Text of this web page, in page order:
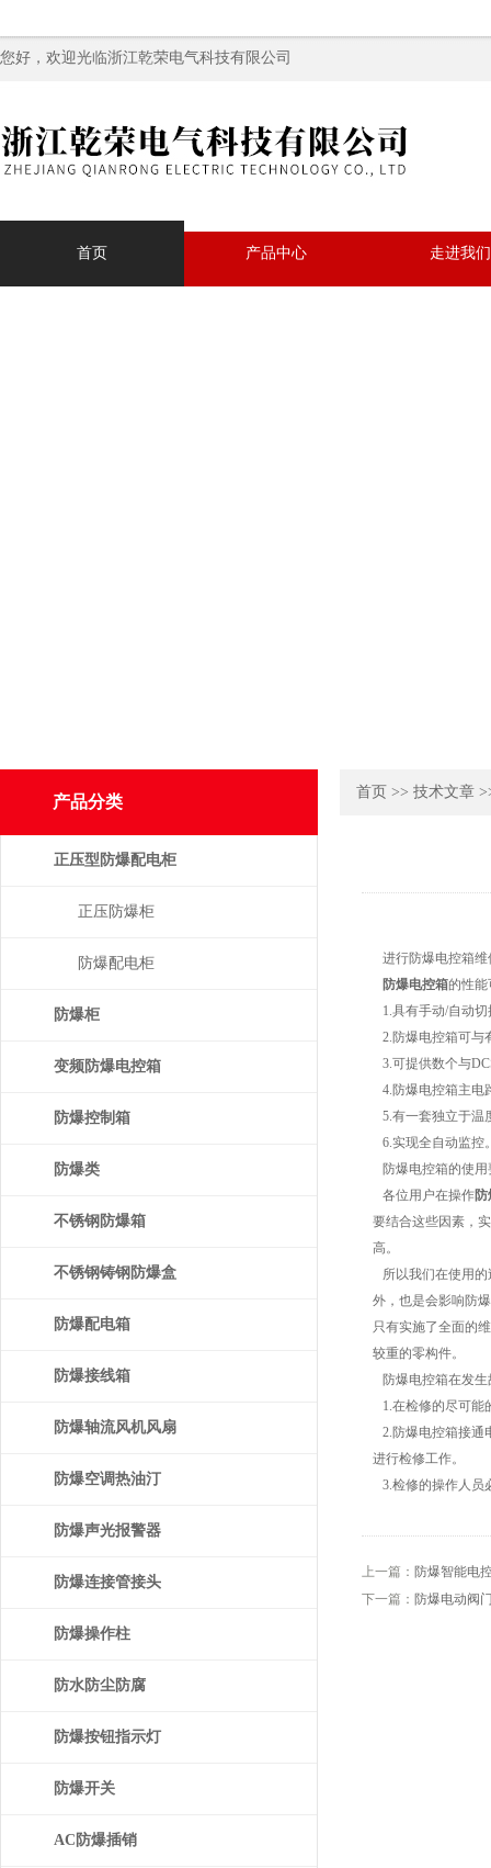
您好，欢迎光临浙江乾荣电气科技有限公司
首页 产品中心 走进我们
首页 >> 技术文章
进行防爆电控箱维
防爆电控箱的性能
1.具有手动/自动切
2.防爆电控箱可与
3.可提供数个与
4.防爆电控箱主电
5.有一套独立于温
6.实现全自动监控
防爆电控箱的使用
各位用户在操作
要结合这些因素，
高。
所以我们在使用的
外，也是会影响防
只有实施了全面的
较重的零构件。
防爆电控箱在发生
1.在检修的尽可能
2.防爆电控箱接通
进行检修工作。
3.检修的操作人员
上一篇： 防爆智能电
下一篇： 防爆电动阀
产品分类
正压型防爆配电柜
正压防爆柜
防爆配电柜
防爆柜
变频防爆电控箱
防爆控制箱
防爆类
不锈钢防爆箱
不锈钢铸钢防爆盒
防爆配电箱
防爆接线箱
防爆轴流风机风扇
防爆空调热油汀
防爆声光报警器
防爆连接管接头
防爆操作柱
防水防尘防腐
防爆按钮指示灯
防爆开关
AC防爆插销